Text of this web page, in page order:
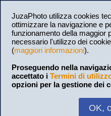
JuzaPhoto utilizza cookies
ottimizzare la navigazione e
funzionamento della maggior
necessario l'utilizzo dei
(maggiori informazioni).
Proseguendo nella
accettato i Termini di
opzioni per la gestione dei
OK,